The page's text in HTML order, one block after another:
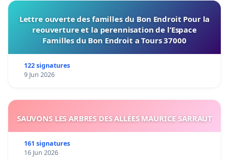
Lettre ouverte des familles du Bon Endroit Pour la
reouverture et la perennisation de l’Espace
Familles du Bon Endroit a Tours 37000
122 signatures
9 Jun 2026
SAUVONS LES ARBRES DES ALLÉES MAURICE SARRAUT
161 signatures
16 Jun 2026